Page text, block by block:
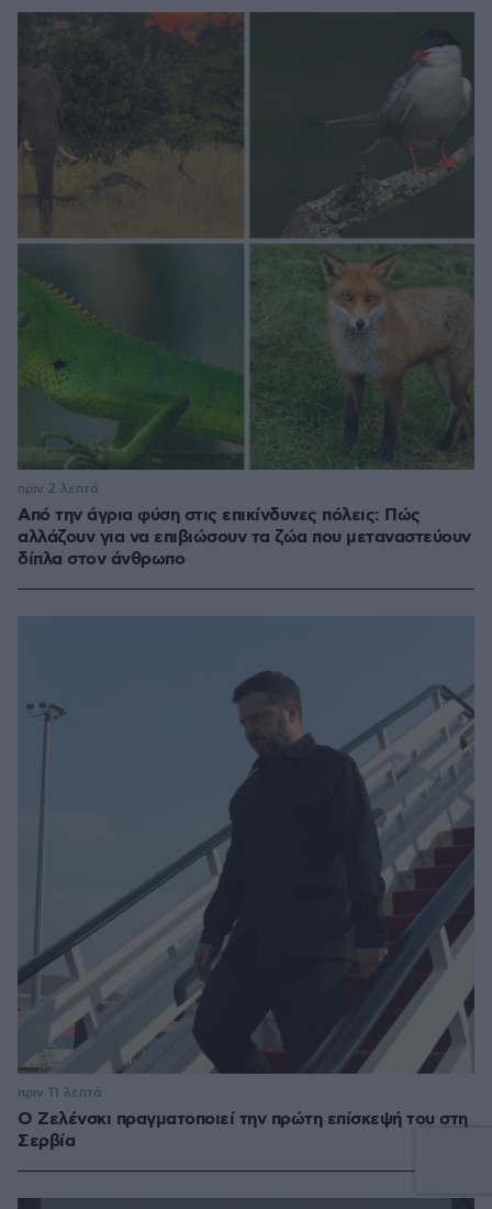
Από την άγρια φύση στις επικίνδυνες πόλεις: Πώς
αλλάζουν για να επιβιώσουν τα ζώα που μεταναστεύουν
δίπλα στον άνθρωπο
πριν 2 λεπτά
Ο Ζελένσκι πραγματοποιεί την πρώτη επίσκεψή του στη
Σερβία
πριν 11 λεπτά